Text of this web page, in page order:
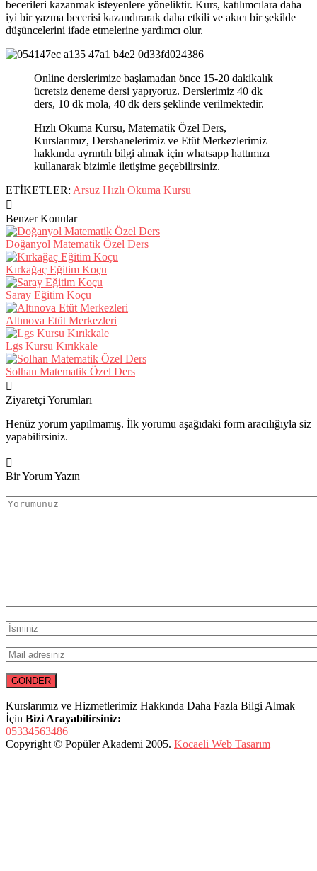
becerileri kazanmak isteyenlere yöneliktir. Kurs, katılımcılara daha
iyi bir yazma becerisi kazandırarak daha etkili ve akıcı bir şekilde
düşüncelerini ifade etmelerine yardımcı olur.
Online derslerimize başlamadan önce 15-20 dakikalık
ücretsiz deneme dersi yapıyoruz. Derslerimiz 40 dk
ders, 10 dk mola, 40 dk ders şeklinde verilmektedir.
Hızlı Okuma Kursu, Matematik Özel Ders,
Kurslarımız, Dershanelerimiz ve Etüt Merkezlerimiz
hakkında ayrıntılı bilgi almak için whatsapp hattımızı
kullanarak bizimle iletişime geçebilirsiniz.
ETİKETLER: Arsuz Hızlı Okuma Kursu
Benzer Konular
Doğanyol Matematik Özel Ders
Kırkağaç Eğitim Koçu
Saray Eğitim Koçu
Altınova Etüt Merkezleri
Lgs Kursu Kırıkkale
Solhan Matematik Özel Ders
Ziyaretçi Yorumları
Henüz yorum yapılmamış. İlk yorumu aşağıdaki form aracılığıyla siz
yapabilirsiniz.
Bir Yorum Yazın
Kurslarımız ve Hizmetlerimiz Hakkında Daha Fazla Bilgi Almak
İçin Bizi Arayabilirsiniz:
05334563486
Copyright © Popüler Akademi 2005. Kocaeli Web Tasarım